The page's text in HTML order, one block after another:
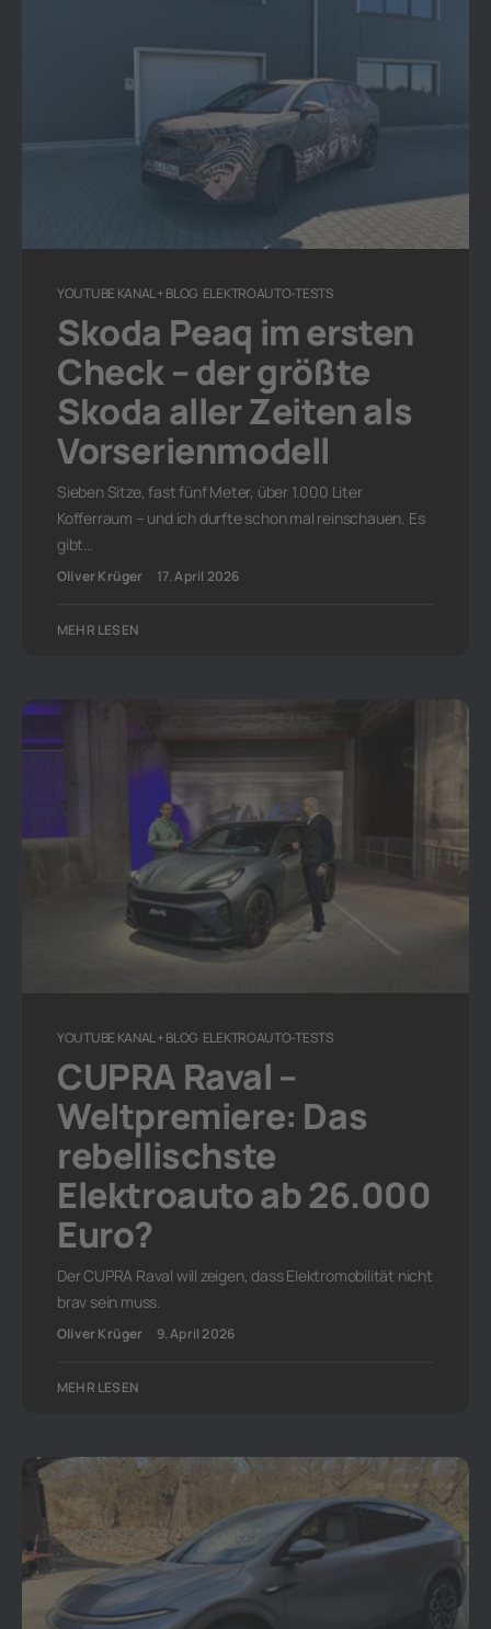
YOUTUBE KANAL + BLOG ELEKTROAUTO-TESTS
Skoda Peaq im ersten
Check – der größte
Skoda aller Zeiten als
Vorserienmodell
Sieben Sitze, fast fünf Meter, über 1.000 Liter
Kofferraum – und ich durfte schon mal reinschauen. Es
gibt…
Oliver Krüger 17. April 2026
MEHR LESEN
YOUTUBE KANAL + BLOG ELEKTROAUTO-TESTS
CUPRA Raval –
Weltpremiere: Das
rebellischste
Elektroauto ab 26.000
Euro?
Der CUPRA Raval will zeigen, dass Elektromobilität nicht
brav sein muss.
Oliver Krüger 9. April 2026
MEHR LESEN